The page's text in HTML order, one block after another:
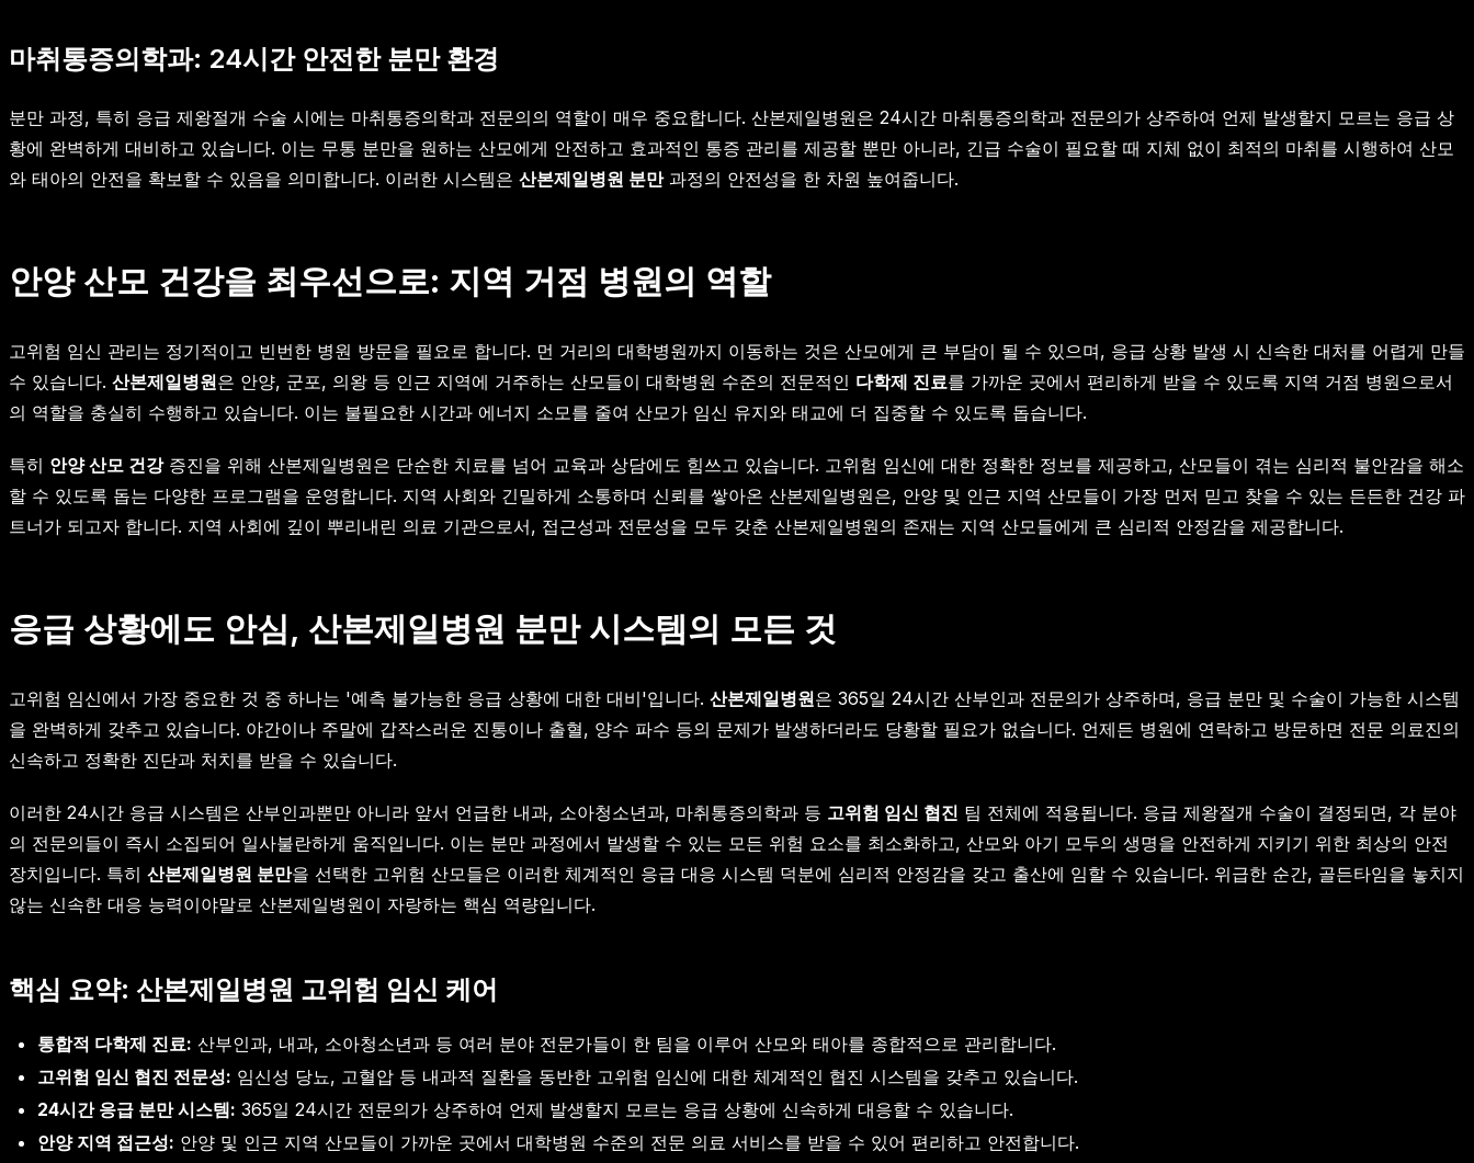
마취통증의학과: 24시간 안전한 분만 환경
분만 과정, 특히 응급 제왕절개 수술 시에는 마취통증의학과 전문의의 역할이 매우 중요합니다. 산본제일병원은 24시간 마취통증의학과 전문의가 상주하여 언제 발생할지 모르는 응급 상
황에 완벽하게 대비하고 있습니다. 이는 무통 분만을 원하는 산모에게 안전하고 효과적인 통증 관리를 제공할 뿐만 아니라, 긴급 수술이 필요할 때 지체 없이 최적의 마취를 시행하여 산모
와 태아의 안전을 확보할 수 있음을 의미합니다. 이러한 시스템은 산본제일병원 분만과정의 안전성을 한 차원 높여줍니다.
안양 산모 건강을 최우선으로: 지역 거점 병원의 역할
고위험 임신 관리는 정기적이고 빈번한 병원 방문을 필요로 합니다. 먼 거리의 대학병원까지 이동하는 것은 산모에게 큰 부담이 될 수 있으며, 응급 상황 발생 시 신속한 대처를 어렵게 만들
수 있습니다. 산본제일병원은 안양, 군포, 의왕 등 인근 지역에 거주하는 산모들이 대학병원 수준의 전문적인 다학제 진료를 가까운 곳에서 편리하게 받을 수 있도록 지역 거점 병원으로서
의 역할을 충실히 수행하고 있습니다. 이는 불필요한 시간과 에너지 소모를 줄여 산모가 임신 유지와 태교에 더 집중할 수 있도록 돕습니다.
특히 안양 산모 건강증진을 위해 산본제일병원은 단순한 치료를 넘어 교육과 상담에도 힘쓰고 있습니다. 고위험 임신에 대한 정확한 정보를 제공하고, 산모들이 겪는 심리적 불안감을 해소
할 수 있도록 돕는 다양한 프로그램을 운영합니다. 지역 사회와 긴밀하게 소통하며 신뢰를 쌓아온 산본제일병원은, 안양 및 인근 지역 산모들이 가장 먼저 믿고 찾을 수 있는 든든한 건강 파
트너가 되고자 합니다. 지역 사회에 깊이 뿌리내린 의료 기관으로서, 접근성과 전문성을 모두 갖춘 산본제일병원의 존재는 지역 산모들에게 큰 심리적 안정감을 제공합니다.
응급 상황에도 안심, 산본제일병원 분만 시스템의 모든 것
고위험 임신에서 가장 중요한 것 중 하나는 '예측 불가능한 응급 상황에 대한 대비'입니다. 산본제일병원은 365일 24시간 산부인과 전문의가 상주하며, 응급 분만 및 수술이 가능한 시스템
을 완벽하게 갖추고 있습니다. 야간이나 주말에 갑작스러운 진통이나 출혈, 양수 파수 등의 문제가 발생하더라도 당황할 필요가 없습니다. 언제든 병원에 연락하고 방문하면 전문 의료진의
신속하고 정확한 진단과 처치를 받을 수 있습니다.
이러한 24시간 응급 시스템은 산부인과뿐만 아니라 앞서 언급한 내과, 소아청소년과, 마취통증의학과 등 고위험 임신 협진 팀 전체에 적용됩니다. 응급 제왕절개 수술이 결정되면, 각 분야
의 전문의들이 즉시 소집되어 일사불란하게 움직입니다. 이는 분만 과정에서 발생할 수 있는 모든 위험 요소를 최소화하고, 산모와 아기 모두의 생명을 안전하게 지키기 위한 최상의 안전
장치입니다. 특히 산본제일병원 분만을 선택한 고위험 산모들은 이러한 체계적인 응급 대응 시스템 덕분에 심리적 안정감을 갖고 출산에 임할 수 있습니다. 위급한 순간, 골든타임을 놓치지
않는 신속한 대응 능력이야말로 산본제일병원이 자랑하는 핵심 역량입니다.
핵심 요약: 산본제일병원 고위험 임신 케어
통합적 다학제 진료: 산부인과, 내과, 소아청소년과 등 여러 분야 전문가들이 한 팀을 이루어 산모와 태아를 종합적으로 관리합니다.
고위험 임신 협진 전문성: 임신성 당뇨, 고혈압 등 내과적 질환을 동반한 고위험 임신에 대한 체계적인 협진 시스템을 갖추고 있습니다.
24시간 응급 분만 시스템: 365일 24시간 전문의가 상주하여 언제 발생할지 모르는 응급 상황에 신속하게 대응할 수 있습니다.
안양 지역 접근성: 안양 및 인근 지역 산모들이 가까운 곳에서 대학병원 수준의 전문 의료 서비스를 받을 수 있어 편리하고 안전합니다.